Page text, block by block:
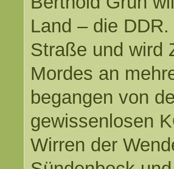
Land – die
Straße und wird
Mordes an
begangen von
gewissenlosen
Wirren der